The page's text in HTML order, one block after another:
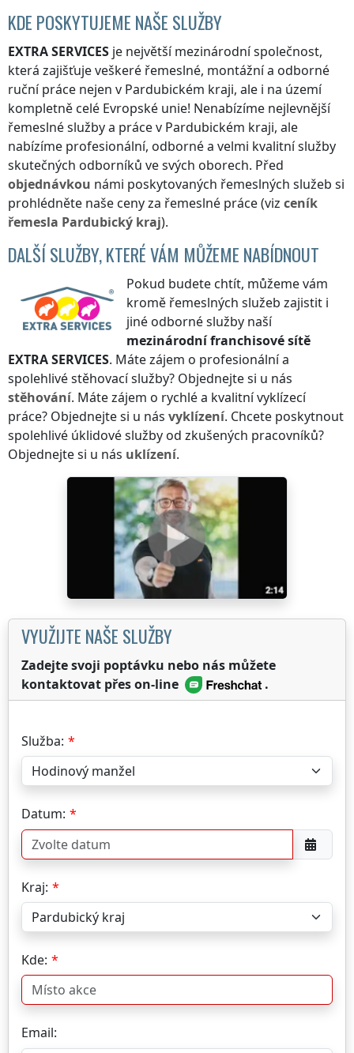
KDE POSKYTUJEME NAŠE SLUŽBY
EXTRA SERVICES je největší mezinárodní společnost,
která zajišťuje veškeré řemeslné, montážní a odborné
ruční práce nejen v Pardubickém kraji, ale i na území
kompletně celé Evropské unie! Nenabízíme nejlevnější
řemeslné služby a prácev Pardubickém kraji, ale
nabízíme profesionální, odborné a velmi kvalitní služby
skutečných odborníků ve svých oborech. Před
objednávkou námi poskytovaných řemeslných služeb si
prohlédněte naše ceny za řemeslné práce (viz ceník
řemesla Pardubický kraj).
DALŠÍ SLUŽBY, KTERÉ VÁM MŮŽEME NABÍDNOUT
Pokud budete chtít, můžeme vám
kromě řemeslných služeb zajistit i
jiné odborné služby naší
mezinárodní franchisové sítě
EXTRA SERVICES. Máte zájem o profesionální a
spolehlivé stěhovací služby? Objednejte si u nás
stěhování. Máte zájem o rychlé a kvalitní vyklízecí
práce? Objednejte si u nás vyklízení. Chcete poskytnout
spolehlivé úklidové služby od zkušených pracovníků?
Objednejte si u nás uklízení.
VYUŽIJTE NAŠE SLUŽBY
Zadejte svoji poptávku nebo nás můžete
kontaktovat přes on-line
.
Služba:
Datum:
Kraj:
Kde:
Email: